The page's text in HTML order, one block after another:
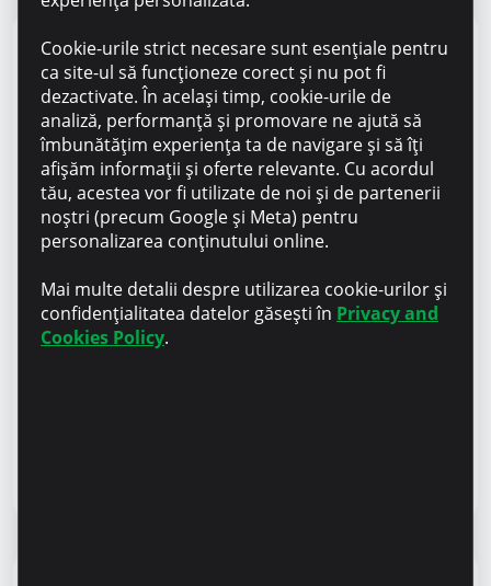
Cookie-urile strict necesare sunt esențiale pentru
ca site-ul să funcționeze corect și nu pot fi
dezactivate. În același timp, cookie-urile de
analiză, performanță și promovare ne ajută să
îmbunătățim experiența ta de navigare și să îți
afișăm informații și oferte relevante. Cu acordul
tău, acestea vor fi utilizate de noi și de partenerii
noștri (precum Google și Meta) pentru
personalizarea conținutului online.
Mai multe detalii despre utilizarea cookie-urilor și
confidențialitatea datelor găsești în Privacy and
Cookies Policy.